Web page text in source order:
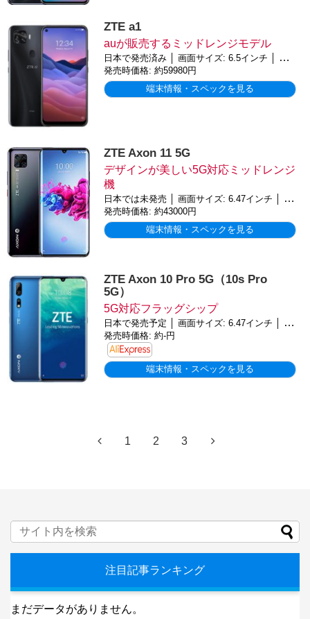
ZTE a1
auが販売するミッドレンジモデル
日本で発売済み │ 画面サイズ: 6.5インチ │ バッテリー: 4000mAh │ OS: Android 10
発売時価格: 約59980円
端末情報・スペックを見る
ZTE Axon 11 5G
デザインが美しい5G対応ミッドレンジ
機
日本では未発売 │ 画面サイズ: 6.47インチ │ バッテリー: 4000mAh │ OS: Android 10.0
発売時価格: 約43000円
端末情報・スペックを見る
ZTE Axon 10 Pro 5G（10s Pro
5G）
5G対応フラッグシップ
日本で発売予定 │ 画面サイズ: 6.47インチ │ バッテリー: 4000mAh │ OS: Android 10.0
発売時価格: 約-円
端末情報・スペックを見る
1 2 3
注目記事ランキング
まだデータがありません。